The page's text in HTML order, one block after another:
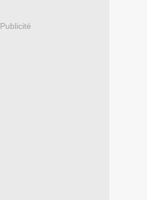
Publicité